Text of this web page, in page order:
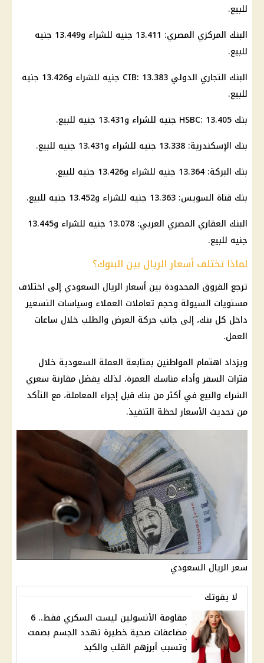
للبيع.
البنك المركزي المصري
: 13.411 جنيه للشراء و13.449 جنيه
للبيع.
البنك التجاري الدولي CIB
: 13.383 جنيه للشراء و13.426 جنيه
للبيع.
بنك HSBC: 13.405 جنيه للشراء و13.431 جنيه للبيع.
بنك الإسكندرية: 13.338 جنيه للشراء و13.431 جنيه للبيع.
بنك البركة: 13.364 جنيه للشراء و13.426 جنيه للبيع.
بنك قناة السويس: 13.363 جنيه للشراء و13.452 جنيه للبيع.
البنك العقاري المصري العربي: 13.078 جنيه للشراء و13.445
جنيه للبيع.
لماذا تختلف أسعار الريال بين البنوك؟
ترجع الفروق المحدودة بين أسعارالريال السعودي إلى اختلاف
مستويات السيولة وحجم تعاملات العملاء وسياسات التسعير
داخل كل بنك، إلى جانب حركة العرض والطلب خلال ساعات
العمل.
ويزداد اهتمام المواطنين بمتابعة العملة السعودية خلال
فترات السفر وأداء مناسك العمرة، لذلك يفضل مقارنة سعري
الشراء والبيع في أكثر من بنك قبل إجراء المعاملة، مع التأكد
من تحديث الأسعار لحظة التنفيذ.
سعر الريال السعودي
لا يفوتك
مقاومة الأنسولين ليست السكري فقط.. 6
مضاعفات صحية خطيرة تهدد الجسم بصمت
وتسبب أبرزهم القلب والكبد